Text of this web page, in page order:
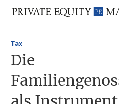
Hauptnavigation
Inhalt
Private
Equity
Das
für
die
Private
Equity-
Branche
–
Die
Tax